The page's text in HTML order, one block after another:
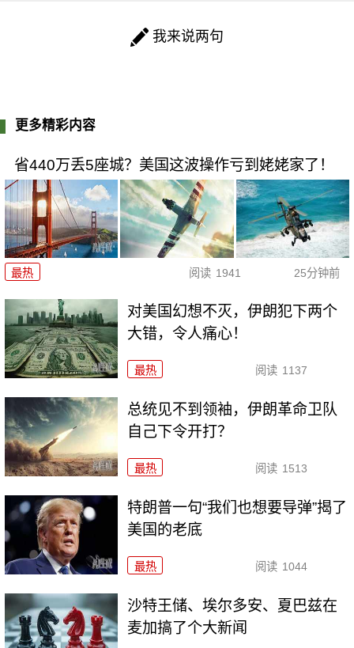
我来说两句
更多精彩内容
省440万丢5座城？美国这波操作亏到姥姥家了！
最热 阅读 1941 25分钟前
对美国幻想不灭，伊朗犯下两个
大错，令人痛心！
最热 阅读 1137
总统见不到领袖，伊朗革命卫队
自己下令开打？
最热 阅读 1513
特朗普一句“我们也想要导弹”揭了
美国的老底
最热 阅读 1044
沙特王储、埃尔多安、夏巴兹在
麦加搞了个大新闻